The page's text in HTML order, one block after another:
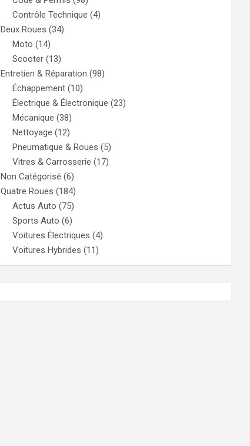
Contrôle Technique (4)
Deux Roues (34)
Moto (14)
Scooter (13)
Entretien & Réparation (98)
Échappement (10)
Électrique & Électronique (23)
Mécanique (38)
Nettoyage (12)
Pneumatique & Roues (5)
Vitres & Carrosserie (17)
Non Catégorisé (6)
Quatre Roues (184)
Actus Auto (75)
Sports Auto (6)
Voitures Électriques (4)
Voitures Hybrides (11)